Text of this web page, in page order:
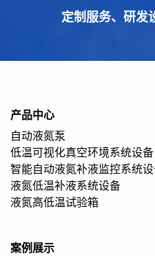
定制服务、研发
产品中心
自动液氮泵
低温可视化真空环境系统设备
智能自动液氮补液监控系统
液氮低温补液系统设备
液氮高低温试验箱
案例展示